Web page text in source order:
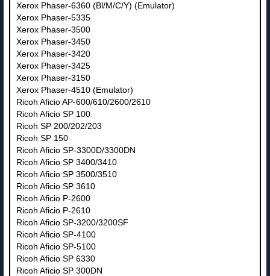
Xerox Phaser-6360 (Bl/M/C/Y) (Emulator)
Xerox Phaser-5335
Xerox Phaser-3500
Xerox Phaser-3450
Xerox Phaser-3420
Xerox Phaser-3425
Xerox Phaser-3150
Xerox Phaser-4510 (Emulator)
Ricoh Aficio AP-600/610/2600/2610
Ricoh Aficio SP 100
Ricoh SP 200/202/203
Ricoh SP 150
Ricoh Aficio SP-3300D/3300DN
Ricoh Aficio SP 3400/3410
Ricoh Aficio SP 3500/3510
Ricoh Aficio SP 3610
Ricoh Aficio P-2600
Ricoh Aficio P-2610
Ricoh Aficio SP-3200/3200SF
Ricoh Aficio SP-4100
Ricoh Aficio SP-5100
Ricoh Aficio SP 6330
Ricoh Aficio SP 300DN